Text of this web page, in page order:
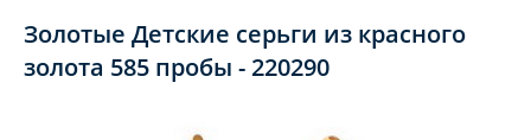
Золотые Детские серьги из красного
золота 585 пробы - 220290